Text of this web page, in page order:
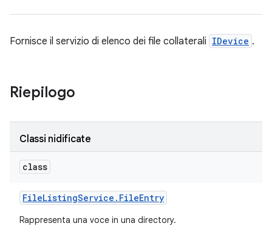
Fornisce il servizio di elenco dei file collaterali IDevice .
Riepilogo
Classi nidificate
class
FileListingService . FileEntry
Rappresenta una voce in una directory.